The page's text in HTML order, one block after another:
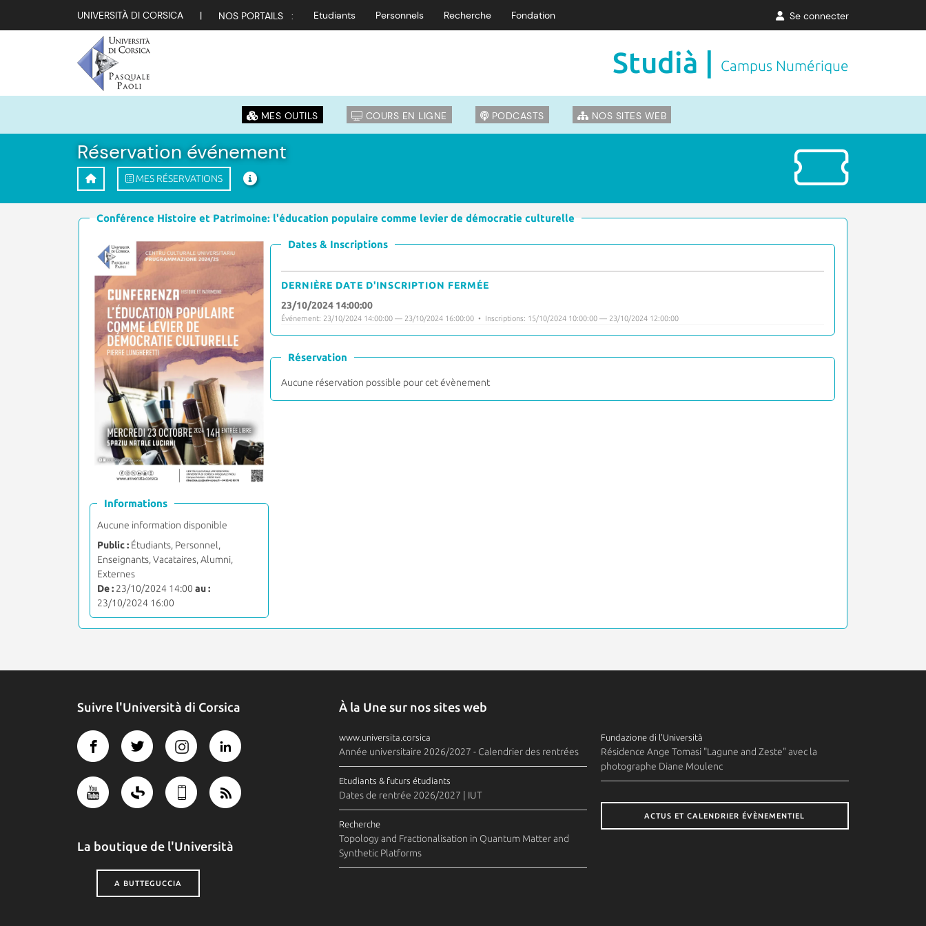
UNIVERSITÀ DI CORSICA | NOS PORTAILS : Etudiants Personnels Recherche Fondation Se connecter
Studià | Campus Numérique
MES OUTILS COURS EN LIGNE PODCASTS NOS SITES WEB
Réservation événement
MES RÉSERVATIONS
Conférence Histoire et Patrimoine: l'éducation populaire comme levier de démocratie culturelle
Informations
Aucune information disponible
Public : Étudiants, Personnel,
Enseignants, Vacataires, Alumni,
Externes
De : 23/10/2024 14:00 au :
23/10/2024 16:00
Dates & Inscriptions
DERNIÈRE DATE D'INSCRIPTION FERMÉE
23/10/2024 14:00:00
Événement: 23/10/2024 14:00:00 — 23/10/2024 16:00:00 • Inscriptions: 15/10/2024 10:00:00 — 23/10/2024 12:00:00
Réservation
Aucune réservation possible pour cet évènement
Suivre l'Università di Corsica
La boutique de l'Università
A BUTTEGUCCIA
À la Une sur nos sites web
www.universita.corsica
Année universitaire 2026/2027 - Calendrier des rentrées
Etudiants & futurs étudiants
Dates de rentrée 2026/2027 | IUT
Recherche
Topology and Fractionalisation in Quantum Matter and
Synthetic Platforms
Fundazione di l'Università
Résidence Ange Tomasi "Lagune and Zeste" avec la
photographe Diane Moulenc
ACTUS ET CALENDRIER ÉVÈNEMENTIEL